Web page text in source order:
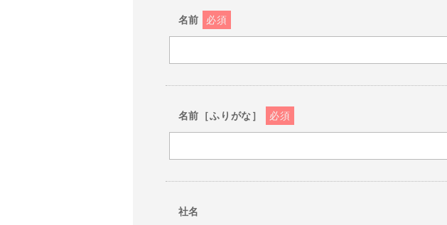
名前 必須
名前［ふりがな］ 必須
社名